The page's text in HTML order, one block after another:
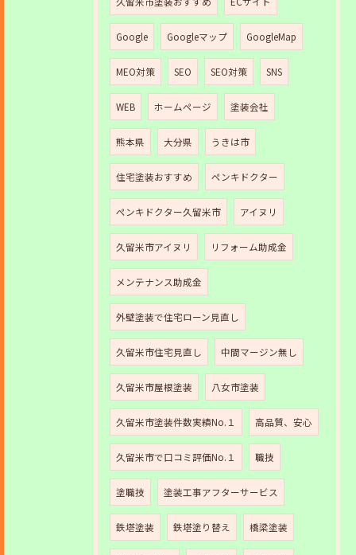
Google Googleマップ GoogleMap
MEO対策 SEO SEO対策 SNS
WEB ホームページ 塗装会社
熊本県 大分県 うきは市
住宅塗装おすすめ ペンキドクター
ペンキドクター久留米市 アイヌリ
久留米市アイヌリ リフォーム助成金
メンテナンス助成金
外壁塗装で住宅ローン見直し
久留米市住宅見直し 中間マージン無し
久留米市屋根塗装 八女市塗装
久留米市塗装件数実績No.１ 高品質、安心
久留米市で口コミ評価No.１ 職技
塗職技 塗装工事アフターサービス
鉄塔塗装 鉄塔塗り替え 橋梁塗装